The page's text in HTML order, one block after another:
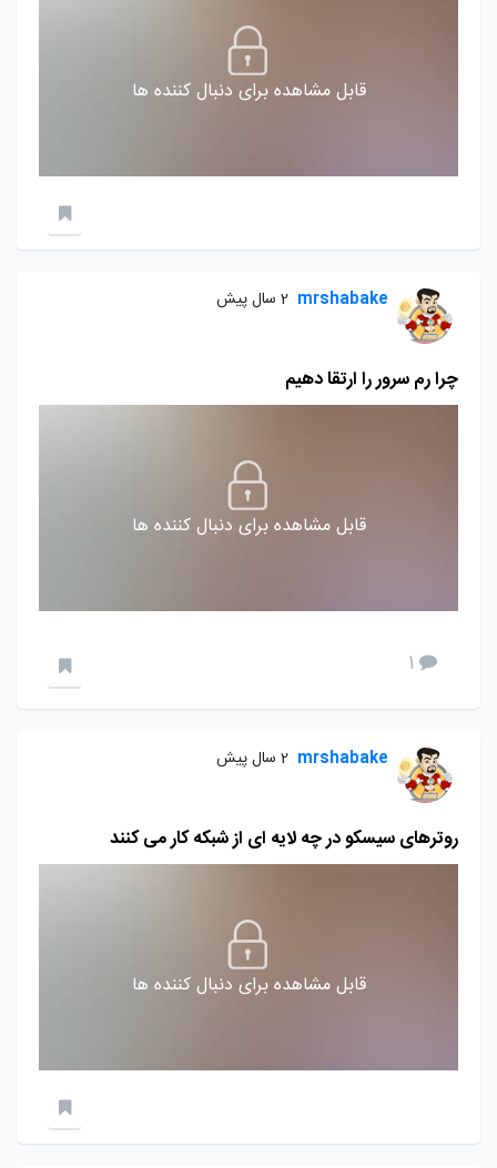
قابل مشاهده برای دنبال کننده ها
mrshabake 2 سال پیش
چرا رم سرور را ارتقا دهیم
قابل مشاهده برای دنبال کننده ها
1
mrshabake 2 سال پیش
روترهای سیسکو در چه لایه ای از شبکه کار می کنند
قابل مشاهده برای دنبال کننده ها